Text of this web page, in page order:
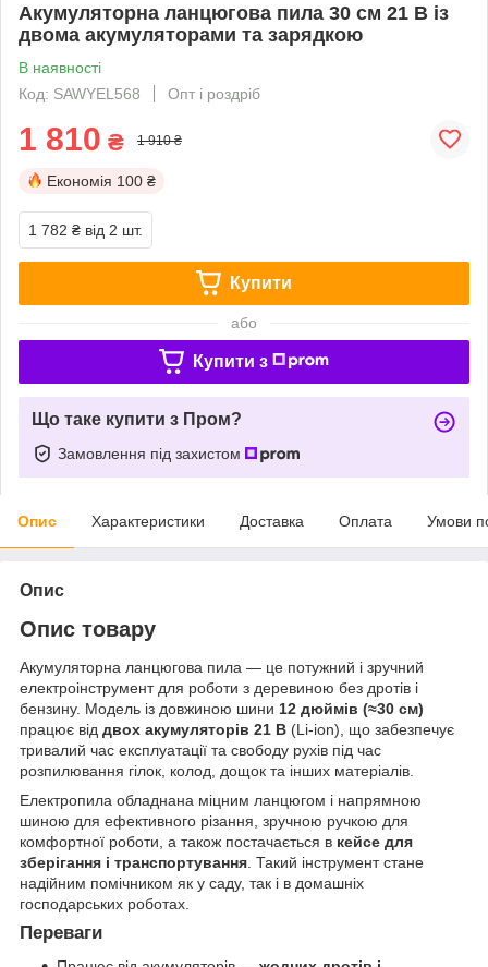
Акумуляторна ланцюгова пила 30 см 21 В із
двома акумуляторами та зарядкою
В наявності
Код: SAWYEL568
Опт і роздріб
1 810 ₴ 1 910 ₴
Економія 100 ₴
1 782 ₴ від 2 шт.
Купити
або
Купити з
Що таке купити з Пром?
Замовлення під захистом
Опис Характеристики Доставка Оплата Умови
Опис
Опис товару
Акумуляторна ланцюгова пила — це потужний і зручний
електроінструмент для роботи з деревиною без дротів і
бензину. Модель із довжиною шини 12 дюймів (≈30 см)
працює від двох акумуляторів 21 В (Li-ion), що забезпечує
тривалий час експлуатації та свободу рухів під час
розпилювання гілок, колод, дощок та інших матеріалів.
Електропила обладнана міцним ланцюгом і напрямною
шиною для ефективного різання, зручною ручкою для
комфортної роботи, а також постачається в кейсе для
зберігання і транспортування. Такий інструмент стане
надійним помічником як у саду, так і в домашніх
господарських роботах.
Переваги